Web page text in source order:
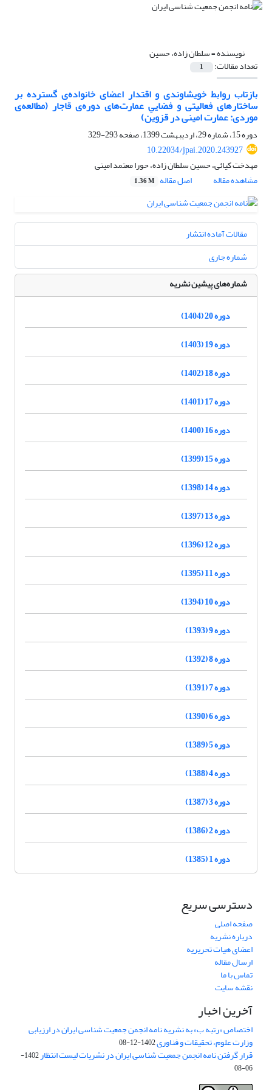
نویسنده =سلطان زاده، حسین
تعداد مقالات: 1
بازتاب روابط خویشاوندی و اقتدار اعضای خانواده‌ی گسترده بر
ساختارهای فعالیتی و فضاییِ عمارت‌های دوره‌ی قاجار (مطالعه‌ی
موردی: عمارت امینی در قزوین)
دوره 15، شماره 29، اردیبهشت 1399، صفحه
293-329
10.22034/jpai.2020.243927
مهدخت کیائی، حسین سلطان زاده، حورا معتمد امینی
مشاهده مقاله
اصل مقاله 1.36 M
مقالات آماده انتشار
شماره جاری
شماره‌های پیشین نشریه
دوره 20 (1404)
دوره 19 (1403)
دوره 18 (1402)
دوره 17 (1401)
دوره 16 (1400)
دوره 15 (1399)
دوره 14 (1398)
دوره 13 (1397)
دوره 12 (1396)
دوره 11 (1395)
دوره 10 (1394)
دوره 9 (1393)
دوره 8 (1392)
دوره 7 (1391)
دوره 6 (1390)
دوره 5 (1389)
دوره 4 (1388)
دوره 3 (1387)
دوره 2 (1386)
دوره 1 (1385)
دسترسی سریع
صفحه اصلی
درباره نشریه
اعضای هیات تحریریه
ارسال مقاله
تماس با ما
نقشه سایت
آخرین اخبار
اختصاص «رتبه ب» به نشریه نامه انجمن جمعیت شناسی ایران در ارزیابی
وزارت علوم، تحقیقات و فناوری1402-12-08
قرار گرفتن نامه انجمن جمعیت شناسی ایران در نشریات لیست انتظار
1402-
06-08